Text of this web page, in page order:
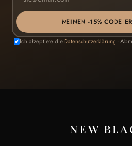
MEINEN -15% CODE
Ich akzeptiere die Datenschutzerklärung ·
NEW